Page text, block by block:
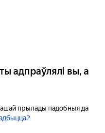
адпраўлялі вы, а
прылады падобныя да